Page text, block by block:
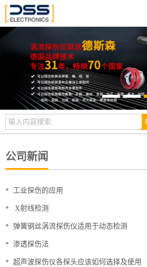
斯
动
态
品
展
检
测
合
伙
频
心
技
文
务
联
公司新闻
• 工业探伤的应用
• X射线检测
• 弹簧钢丝涡流探伤仪适用于动态检测
• 渗透探伤法
• 超声波探伤仪各探头应该如何选择及使用